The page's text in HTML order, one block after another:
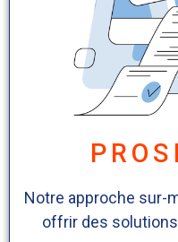
Notre approche sur-
offrir des